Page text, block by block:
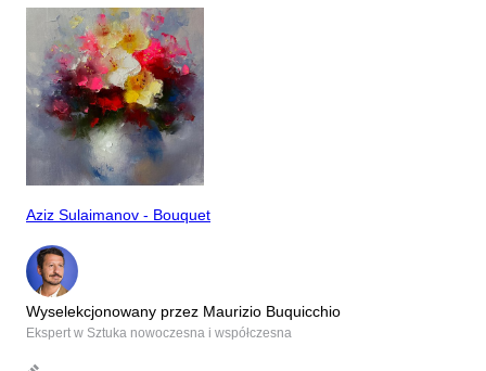
Aziz Sulaimanov - Bouquet
Wyselekcjonowany przez Maurizio Buquicchio
Ekspert w Sztuka nowoczesna i współczesna